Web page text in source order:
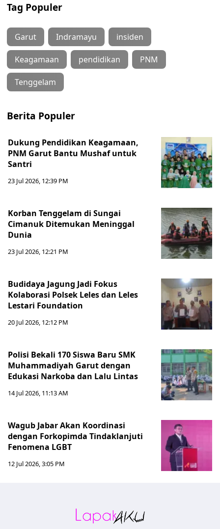
Tag Populer
Garut Indramayu insiden
Keagamaan pendidikan PNM
Tenggelam
Berita Populer
Dukung Pendidikan Keagamaan,
PNM Garut Bantu Mushaf untuk
Santri
23 Jul 2026, 12:39 PM
Korban Tenggelam di Sungai
Cimanuk Ditemukan Meninggal
Dunia
23 Jul 2026, 12:21 PM
Budidaya Jagung Jadi Fokus
Kolaborasi Polsek Leles dan Leles
Lestari Foundation
20 Jul 2026, 12:12 PM
Polisi Bekali 170 Siswa Baru SMK
Muhammadiyah Garut dengan
Edukasi Narkoba dan Lalu Lintas
14 Jul 2026, 11:13 AM
Wagub Jabar Akan Koordinasi
dengan Forkopimda Tindaklanjuti
Fenomena LGBT
12 Jul 2026, 3:05 PM